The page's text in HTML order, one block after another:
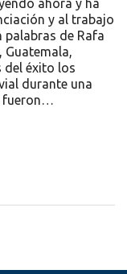
ahora y ha
y al trabajo
palabras de Rafa
Guatemala,
del éxito los
durante una
fueron…